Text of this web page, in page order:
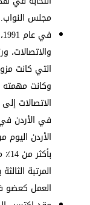
مجلس النواب.
والاتصالات،
التي كانت
وكانت مهمته
الاتصالات
في الأردن
الأردن
المرتبة
العمل كعضو